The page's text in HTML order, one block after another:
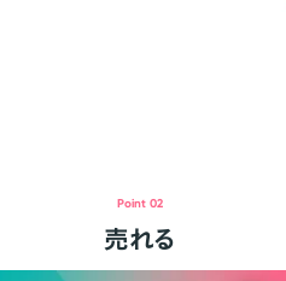
Point 02
売れる